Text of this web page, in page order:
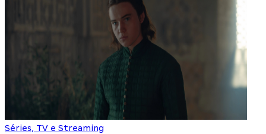
Séries, TV e Streaming